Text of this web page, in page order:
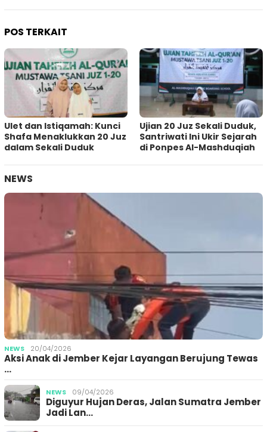
POS TERKAIT
Ulet dan Istiqamah: Kunci
Shafa Menaklukkan 20 Juz
dalam Sekali Duduk
Ujian 20 Juz Sekali Duduk,
Santriwati Ini Ukir Sejarah
di Ponpes Al-Mashduqiah
NEWS
NEWS 20/04/2026
Aksi Anak di Jember Kejar Layangan Berujung Tewas
…
NEWS 09/04/2026
Diguyur Hujan Deras, Jalan Sumatra Jember
Jadi Lan…